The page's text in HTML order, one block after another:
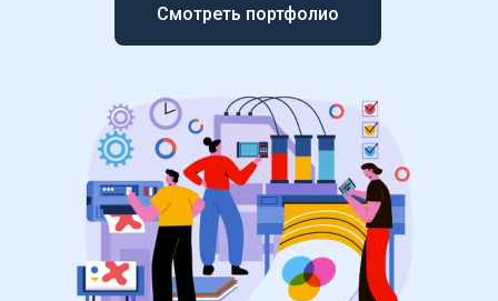
Смотреть портфолио